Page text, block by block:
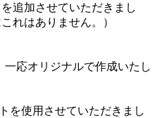
追加させていただきまし
れはありません。）
一応オリジナルで作成いたし
を使用させていただきまし